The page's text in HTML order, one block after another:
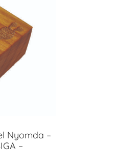
Nyomda –
–